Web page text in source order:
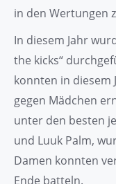
in den Wertungen
In diesem Jahr
the kicks“
konnten in diesem
gegen Mädchen
unter den besten
und Luuk Palm,
Damen konnten
Ende batteln.